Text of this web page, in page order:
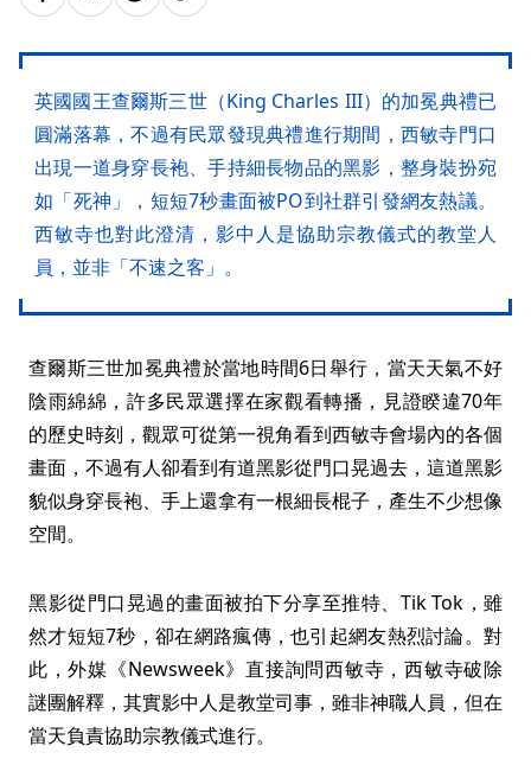
英國國王查爾斯三世（King Charles III）的加冕典禮已
圓滿落幕，不過有民眾發現典禮進行期間，西敏寺門口
出現一道身穿長袍、手持細長物品的黑影，整身裝扮宛
如「死神」，短短7秒畫面被PO到社群引發網友熱議。
西敏寺也對此澄清，影中人是協助宗教儀式的教堂人
員，並非「不速之客」。
查爾斯三世加冕典禮於當地時間6日舉行，當天天氣不好
陰雨綿綿，許多民眾選擇在家觀看轉播，見證睽違70年
的歷史時刻，觀眾可從第一視角看到西敏寺會場內的各個
畫面，不過有人卻看到有道黑影從門口晃過去，這道黑影
貌似身穿長袍、手上還拿有一根細長棍子，產生不少想像
空間。
黑影從門口晃過的畫面被拍下分享至推特、Tik Tok，雖
然才短短7秒，卻在網路瘋傳，也引起網友熱烈討論。對
此，外媒《Newsweek》直接詢問西敏寺，西敏寺破除
謎團解釋，其實影中人是教堂司事，雖非神職人員，但在
當天負責協助宗教儀式進行。